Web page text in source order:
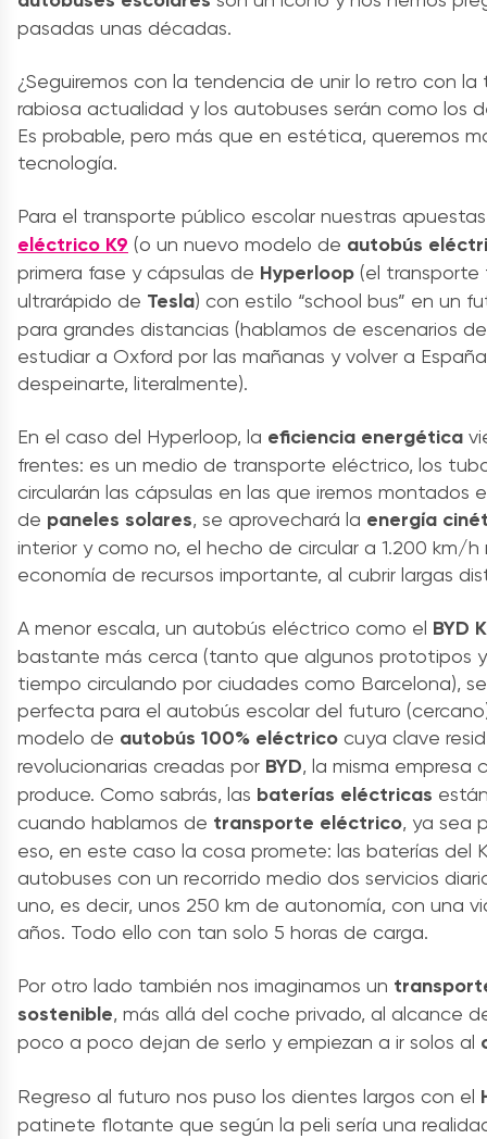
pasadas unas décadas.
¿Seguiremos con la tendencia de unir lo retro con
rabiosa actualidad y los autobuses serán como los
Es probable, pero más que en estética, queremos
tecnología.
Para el transporte público escolar nuestras
eléctrico K9 (o un nuevo modelo de autobús
primera fase y cápsulas de Hyperloop (el transporte
ultrarápido de Tesla) con estilo “school bus” en un
para grandes distancias (hablamos de escenarios
estudiar a Oxford por las mañanas y volver a
despeinarte, literalmente).
En el caso del Hyperloop, la eficiencia energética
frentes: es un medio de transporte eléctrico, los
circularán las cápsulas en las que iremos montados
de paneles solares, se aprovechará la energía
interior y como no, el hecho de circular a 1.200 km/h
economía de recursos importante, al cubrir largas
A menor escala, un autobús eléctrico como el BYD
bastante más cerca (tanto que algunos prototipos
tiempo circulando por ciudades como Barcelona),
perfecta para el autobús escolar del futuro
modelo de autobús 100% eléctrico cuya clave
revolucionarias creadas por BYD, la misma empresa
produce. Como sabrás, las baterías eléctricas
cuando hablamos de transporte eléctrico, ya sea
eso, en este caso la cosa promete: las baterías del
autobuses con un recorrido medio dos servicios
uno, es decir, unos 250 km de autonomía, con una
años. Todo ello con tan solo 5 horas de carga.
Por otro lado también nos imaginamos un
sostenible, más allá del coche privado, al alcance
poco a poco dejan de serlo y empiezan a ir solos al
Regreso al futuro nos puso los dientes largos con el
patinete flotante que según la peli sería una